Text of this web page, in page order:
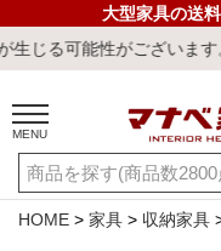
大型家具の送
ございます。ご迷惑を
MENU
ご利用ガイド
店舗一覧
HOME 家具 収納家具